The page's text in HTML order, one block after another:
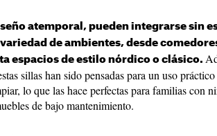
atemporal, pueden integrarse sin
de ambientes, desde
espacios de estilo nórdico o clásico.
sillas han sido pensadas para un uso
lo que las hace perfectas para familias con
de bajo mantenimiento.